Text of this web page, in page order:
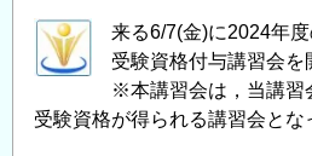
来る6/7(金)に2024年
受験資格付与講習会を
※本講習会は，当講習
受験資格が得られる講習会とな